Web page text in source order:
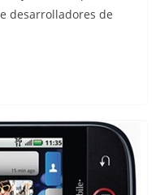
desarrolladores de